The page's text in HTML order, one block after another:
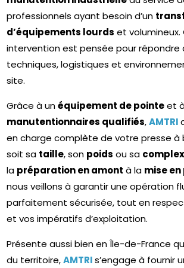
professionnels ayant besoin d’un
d’équipements lourds et volumineux.
intervention est pensée pour répondre
techniques, logistiques et
site.
Grâce à unéquipement de pointeet
manutentionnaires qualifiés,AMTRI
en charge complète de votre presse à
soit sa taille, son poids ou sa
la préparation en amont à la mise
nous veillons à garantir une opération
parfaitement sécurisée, tout en
et vos impératifs d’exploitation.
Présente aussi bien en Île-de-France
du territoire,AMTRIs’engage à fournir